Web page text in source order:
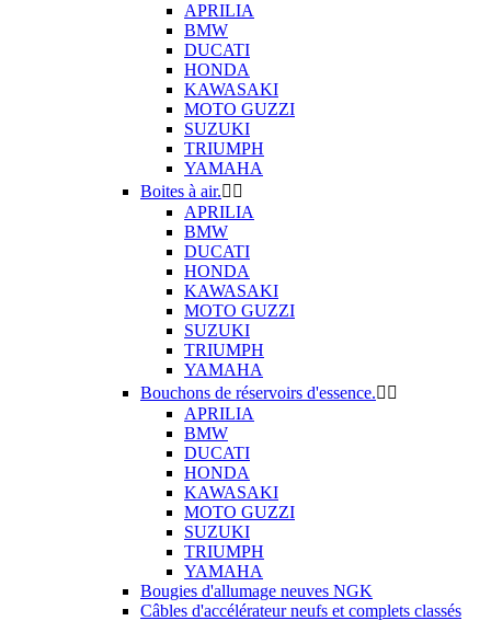
APRILIA
BMW
DUCATI
HONDA
KAWASAKI
MOTO GUZZI
SUZUKI
TRIUMPH
YAMAHA
Boites à air. 
APRILIA
BMW
DUCATI
HONDA
KAWASAKI
MOTO GUZZI
SUZUKI
TRIUMPH
YAMAHA
Bouchons de réservoirs d'essence. 
APRILIA
BMW
DUCATI
HONDA
KAWASAKI
MOTO GUZZI
SUZUKI
TRIUMPH
YAMAHA
Bougies d'allumage neuves NGK
Câbles d'accélérateur neufs et complets classés